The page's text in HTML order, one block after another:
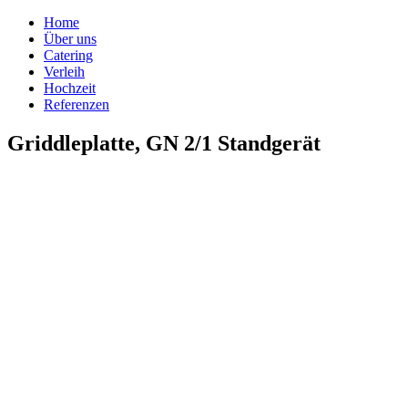
Home
Über uns
Catering
Verleih
Hochzeit
Referenzen
Griddleplatte, GN 2/1 Standgerät